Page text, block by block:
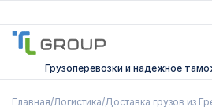
Грузоперевозки и надежное
Главная/Логистика/Доставка грузов из